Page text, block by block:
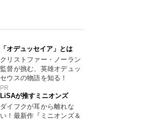
「オデュッセイア」とは
クリストファー・ノーラン
監督が挑む、英雄オデュッ
セウスの物語を知る！
PR
LiSAが推すミニオンズ
ダイフクが耳から離れな
い！最新作『ミニオンズ＆